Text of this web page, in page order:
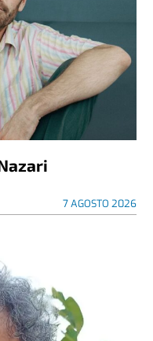
7 AGOSTO 2026